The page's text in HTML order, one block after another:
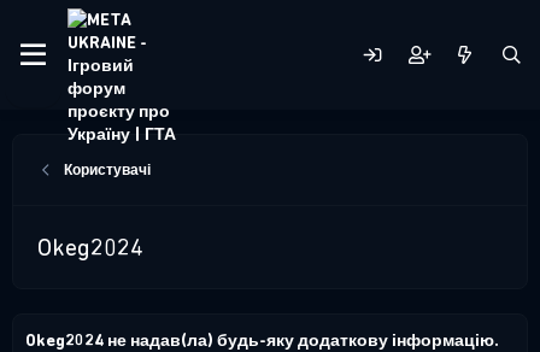
Користувачі
Okeg2024
Okeg2024 не надав(ла) будь-яку додаткову інформацію.